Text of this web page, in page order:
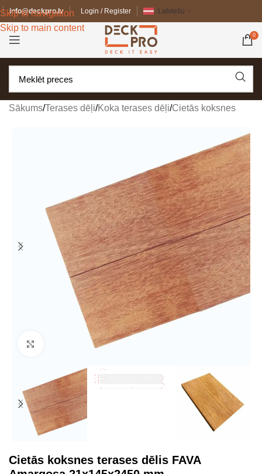
Skip to navigation
Skip to main content
info@deckpro.lv Login / Register Latviešu
0
Sākums/Terases dēļi/Koka terases dēļi/Cietās koksnes
Click to enlarge
Cietās koksnes terases dēlis FAVA